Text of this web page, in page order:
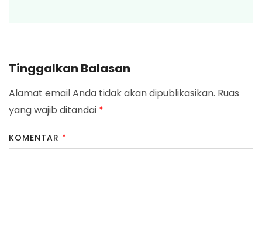
Tinggalkan Balasan
Alamat email Anda tidak akan dipublikasikan. Ruas
yang wajib ditandai *
KOMENTAR *